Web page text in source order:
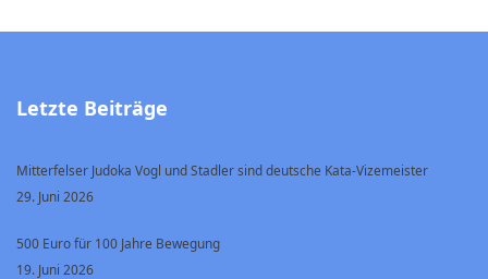
Letzte Beiträge
Mitterfelser Judoka Vogl und Stadler sind deutsche Kata-Vizemeister
29. Juni 2026
500 Euro für 100 Jahre Bewegung
19. Juni 2026